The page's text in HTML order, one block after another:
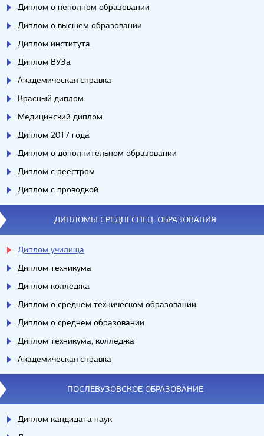
Диплом о неполном образовании
Диплом о высшем образовании
Диплом института
Диплом ВУЗа
Академическая справка
Красный диплом
Медицинский диплом
Диплом 2017 года
Диплом о дополнительном образовании
Диплом с реестром
Диплом с проводкой
ДИПЛОМЫ СРЕДНЕСПЕЦ. ОБРАЗОВАНИЯ
Диплом училища
Диплом техникума
Диплом колледжа
Диплом о среднем техническом образовании
Диплом о среднем образовании
Диплом техникума, колледжа
Академическая справка
ПОСЛЕВУЗОВСКОЕ ОБРАЗОВАНИЕ
Диплом кандидата наук